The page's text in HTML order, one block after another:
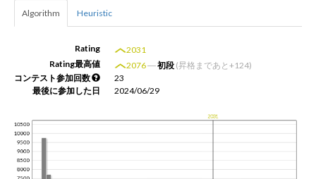
Algorithm Heuristic
Rating
2031
Rating最高値
2076―初段 (昇格まであと+124)
コンテスト参加回数
23
最後に参加した日
2024/06/29